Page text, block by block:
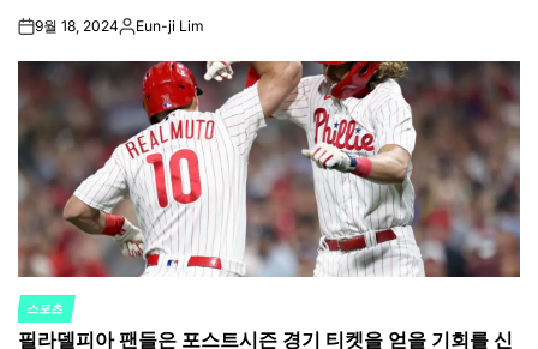
on9월 18, 2024Posted
Eun-ji Lim
POSTED
IN
스포츠
필라델피아 팬들은 포스트시즌 경기 티켓을 얻을 기회를 신